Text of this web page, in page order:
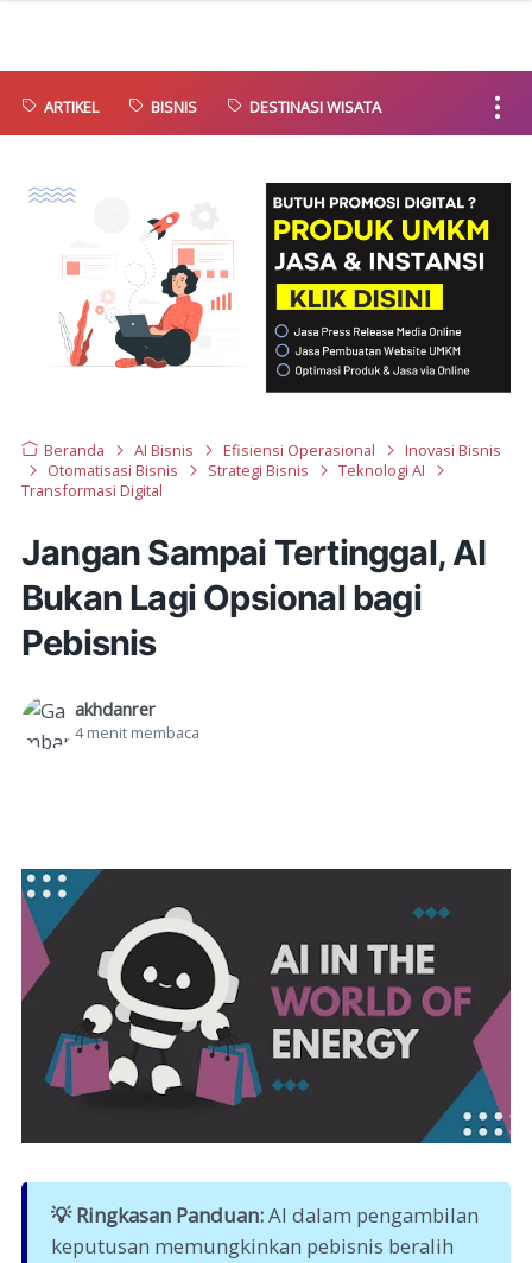
ARTIKEL BISNIS DESTINASI WISATA
Beranda AI Bisnis Efisiensi Operasional
Inovasi Bisnis
Otomatisasi Bisnis
Strategi Bisnis
Teknologi AI
Transformasi Digital
Jangan Sampai Tertinggal, AI
Bukan Lagi Opsional bagi
Pebisnis
akhdanrer
4menit membaca
💡 Ringkasan Panduan:AI dalam pengambilan
keputusan memungkinkan pebisnis beralih